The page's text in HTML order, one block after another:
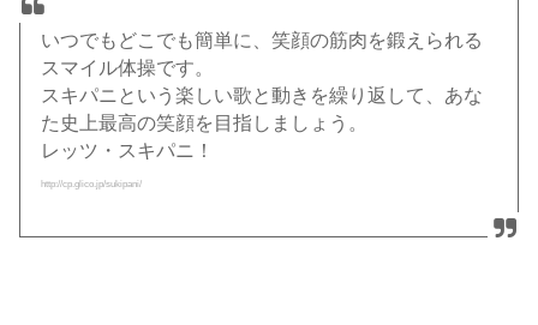
いつでもどこでも簡単に、笑顔の筋肉を鍛えられる
スマイル体操です。
スキパニという楽しい歌と動きを繰り返して、あな
た史上最高の笑顔を目指しましょう。
レッツ・スキパニ！
http://cp.glico.jp/sukipani/